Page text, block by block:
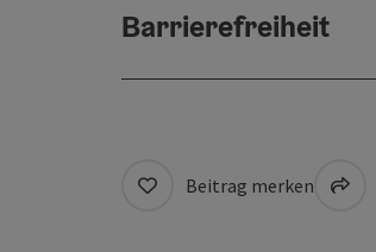
Barrierefreiheit
Beitrag merken